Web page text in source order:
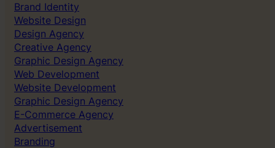
Brand Identity
Website Design
Design Agency
Creative Agency
Graphic Design Agency
Web Development
Website Development
Graphic Design Agency
E-Commerce Agency
Advertisement
Branding